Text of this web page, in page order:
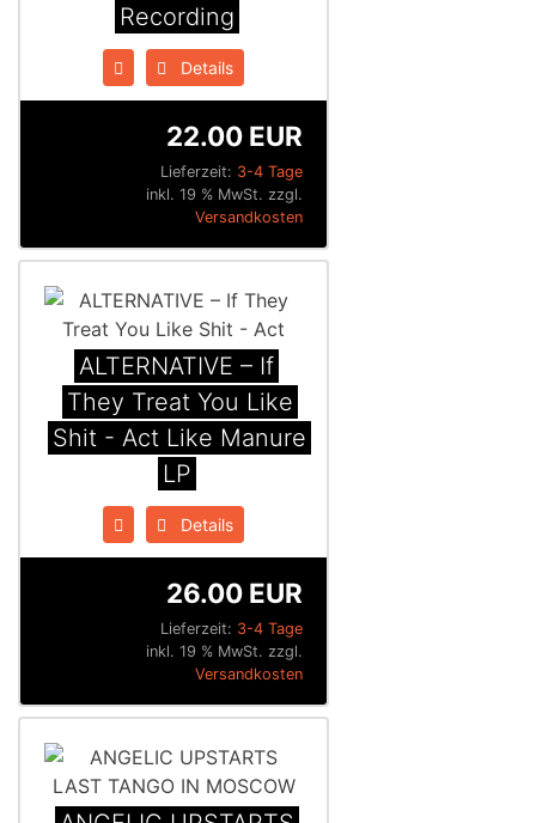
Recording
Details
Lieferzeit: 3-4 Tage
22.00 EUR
inkl. 19 % MwSt. zzgl.
Versandkosten
ALTERNATIVE – If
They Treat You Like
Shit - Act Like Manure
LP
Details
Lieferzeit: 3-4 Tage
26.00 EUR
inkl. 19 % MwSt. zzgl.
Versandkosten